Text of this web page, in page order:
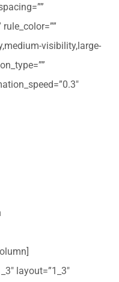
visibility,large-
layout=”1_3″